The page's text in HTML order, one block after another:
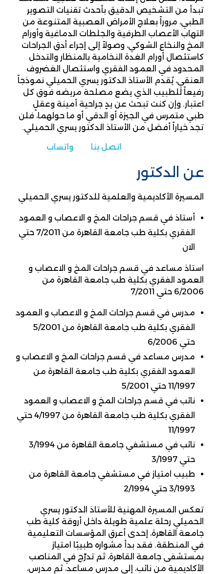
تبدأ من التشخيص الدقيق بأحدث تقنيات التصوير
الطبي، مروراً بعلاج الأمراض العصبية المتنوعة من
التهاب الأعصاب الطرفية والجلطات الدماغية وأورام
المخ والنخاع الشوكي، وصولاً إلى إجراء أدق الجراحات
كاستئصال أورام الغدة النخامية بالمنظار والتدخل
المحدود في العمود الفقري واستئصال الغضروف
العنقي، يُقدم الأستاذ الدكتور يسري الحميلي نموذجاً
رفيعاً للطبيب الذي يضع مصلحة مريضه فوق كل
اعتبار. وإن كنت تبحث عن يدٍ جراحية أمينة وعقلٍ
طبي متمرس في الجيزة أو الدقي أو ما حولهما، فلن
تجد خياراً أفضل من الأستاذ الدكتور يسري الحميلي.
اتصل بنا واتساب
عن الدكتور
المسيرة الأكاديمية والعلمية للدكتور يسري الحميلي
أستاذ في قسم جراحات المخ و الاعصاب و العمود
الفقري بكلية طب جامعة القاهرة من 7/2011 حتي
الان
استاذ مساعد في قسم جراحات المخ و الاعصاب و
العمود الفقري بكلية طب جامعة القاهرة من
6/2006 حتي 7/2011
مدرس في قسم جراحات المخ و الاعصاب و العمود
الفقري بكلية طب جامعة القاهرة من 5/2001
حتي 6/2006
مدرس مساعد في قسم جراحات المخ و الاعصاب و
العمود الفقري بكلية طب جامعة القاهرة من
11/1997 حتي 5/2001
نائب في قسم جراحات المخ و الاعصاب و العمود
الفقري بكلية طب جامعة القاهرة من 4/1997 حتي
11/1997
نائب في مستشفي جامعة القاهرة من 3/1994
حتي 3/1997
طبيب امتياز في مستشفي جامعة القاهرة من
3/1993 حتي 2/1994
تعكس المسيرة المهنية للأستاذ الدكتور يسري
الحميلي رحلة علمية طويلة داخل أروقة كلية طب
جامعة القاهرة، إحدى أعرق المؤسسات التعليمية
في المنطقة. فقد بدأ مشواره طبيبًا امتياز
بمستشفى جامعة القاهرة، ثم تدرّج في المناصب
الأكاديمية من نائب، إلى مدرس مساعد، ثم مدرس،